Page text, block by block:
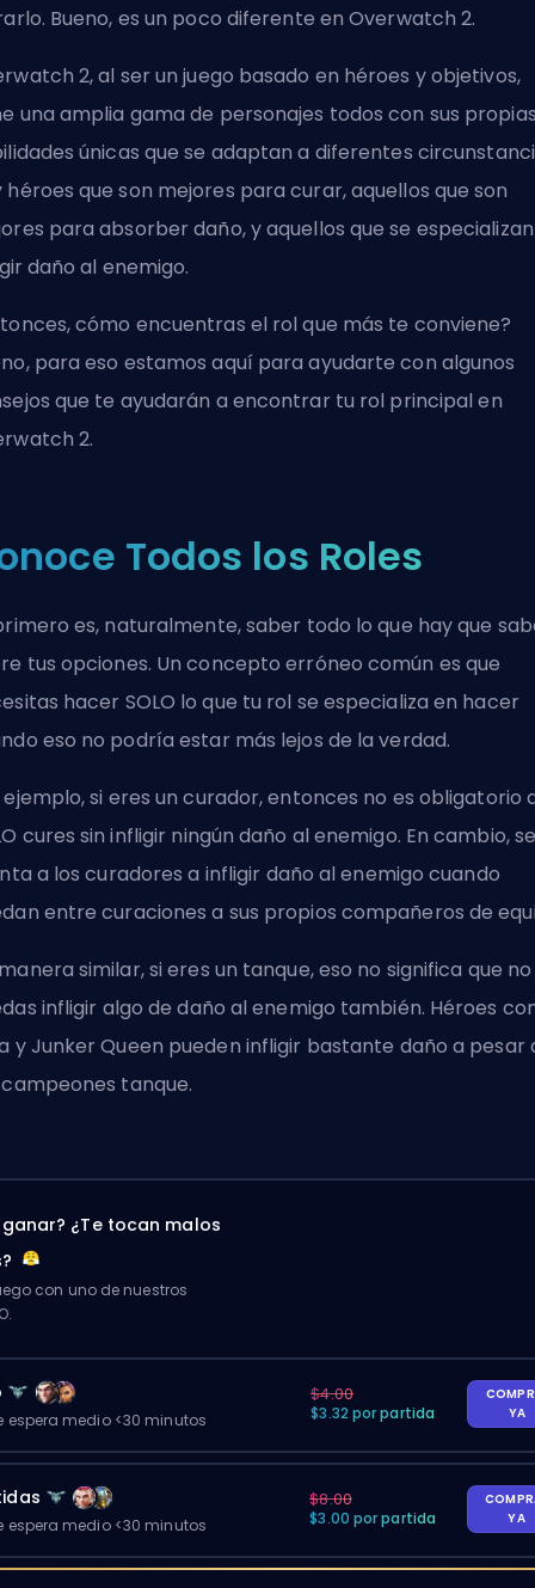
Bueno, es un poco diferente en Overwatch 2.
2, al ser un juego basado en héroes y objetivos,
una amplia gama de personajes todos con sus propias
únicas que se adaptan a diferentes
héroes que son mejores para curar, aquellos que son
para absorber daño, y aquellos que se
daño al enemigo.
cómo encuentras el rol que más te conviene?
para eso estamos aquí para ayudarte con algunos
que te ayudarán a encontrar tu rol principal en
2.
Todos los Roles
es, naturalmente, saber todo lo que hay que
tus opciones. Un concepto erróneo común es que
hacer SOLO lo que tu rol se especializa en hacer
eso no podría estar más lejos de la verdad.
ejemplo, si eres un curador, entonces no es obligatorio
cures sin infligir ningún daño al enemigo. En cambio, se
a los curadores a infligir daño al enemigo cuando
entre curaciones a sus propios compañeros de
similar, si eres un tanque, eso no significa que no
infligir algo de daño al enemigo también. Héroes
y Junker Queen pueden infligir bastante daño a pesar
tanque.
¿Te tocan malos
con uno de nuestros
espera medio <30 minutos
$4.00
$3.32 por partida
YA
espera medio <30 minutos
$8.00
$3.00 por partida
YA